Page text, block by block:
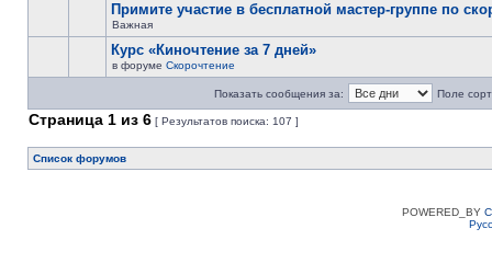
Примите участие в бесплатной мастер-группе по
Важная
Курс «Киночтение за 7 дней»
в форуме Скорочтение
Показать сообщения за: Поле
Страница 1 из 6 [ Результатов поиска: 107 ]
Список форумов
POWERED_BY